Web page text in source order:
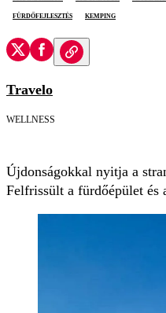
fürdőfejlesztés
kemping
Travelo
WELLNESS
Újdonságokkal nyitja a
Felfrissült a fürdőépület és